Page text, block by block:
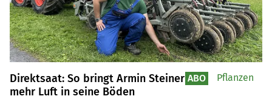
Direktsaat: So bringt Armin Steiner
mehr Luft in seine Böden
Pflanzen
ABO